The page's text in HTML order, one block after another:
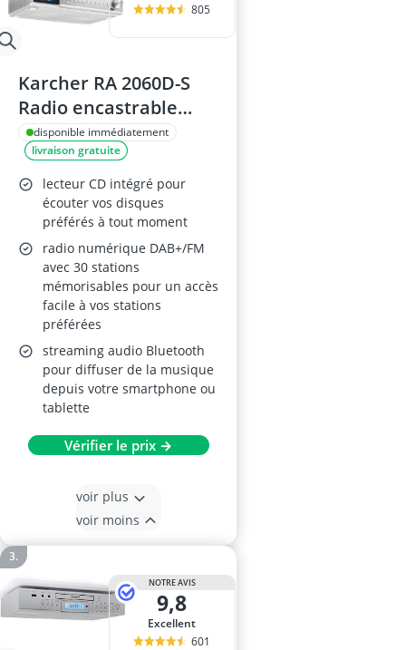
805
Karcher RA 2060D-S
Radio encastrable
CD/DAB+/FM
disponible immédiatement
livraison gratuite
lecteur CD intégré pour
écouter vos disques
préférés à tout moment
radio numérique DAB+/FM
avec 30 stations
mémorisables pour un accès
facile à vos stations
préférées
streaming audio Bluetooth
pour diffuser de la musique
depuis votre smartphone ou
tablette
Vérifier le prix →
voir plus
voir moins
NOTRE AVIS
9,8
Excellent
601